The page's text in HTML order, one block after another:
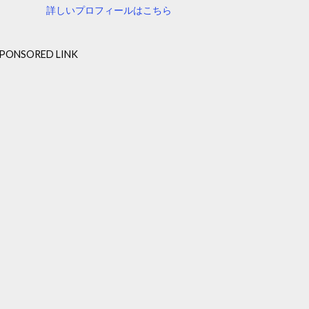
詳しいプロフィールはこちら
LINK